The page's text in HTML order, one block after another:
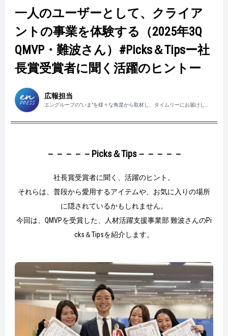
一人のユーザーとして、クライア
ントの事業を体験する（2025年3Q
QMVP・難波さん）#Picks＆Tipsー社
長賞受賞者に聞く活躍のヒントー
広報担当
エングループの"いま"を様々な角度から取材し、タイムリーにお届けしま
－－－－－Picks＆Tips－－－－－
社長賞受賞者に聞く、活躍のヒント。
それらは、普段から愛用するアイテムや、お気に入りの場所
に隠されているかもしれません。
今回は、QMVPを受賞した、人材活躍支援事業部 難波さんのPi
cks＆Tipsを紹介します。